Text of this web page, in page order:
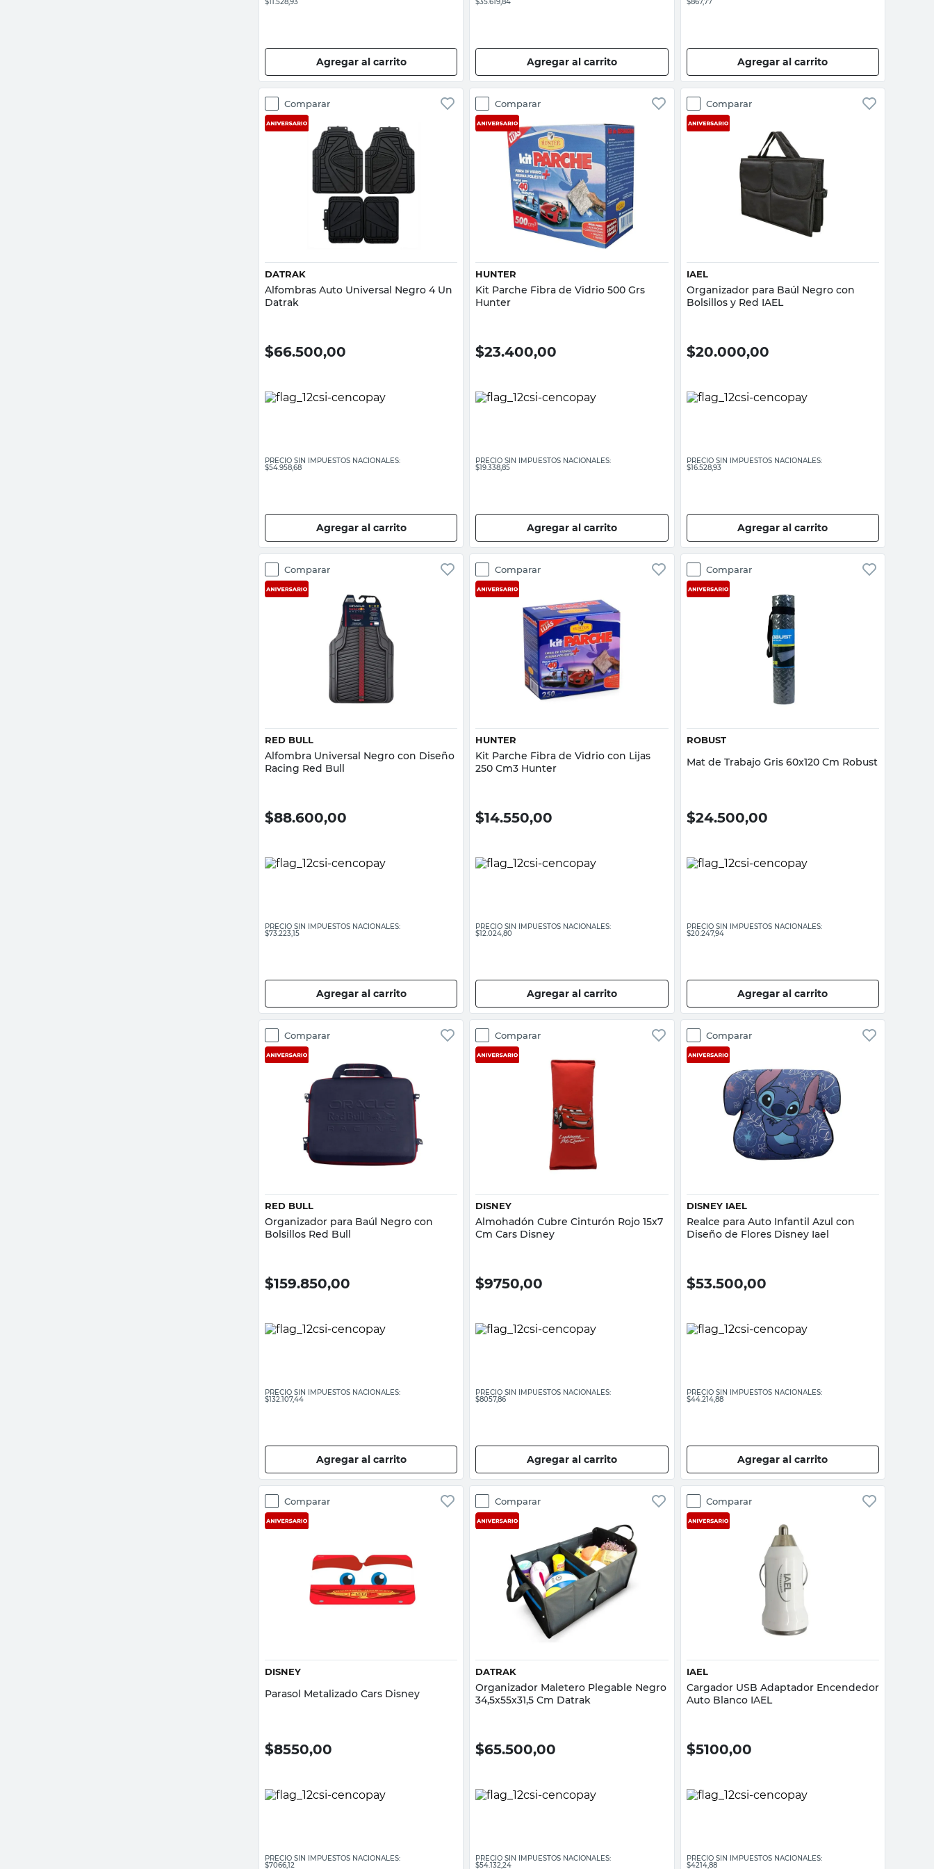
Agregar al carrito Agregar al carrito Agregar al carrito
Comparar
Vista rápida
DATRAK
Alfombras Auto Universal Negro 4 Un
Datrak
$66.500,00
PRECIO SIN IMPUESTOS NACIONALES:
$54.958,68
Agregar al carrito
Comparar
Vista rápida
HUNTER
Kit Parche Fibra de Vidrio 500 Grs
Hunter
$23.400,00
PRECIO SIN IMPUESTOS NACIONALES:
$19.338,85
Agregar al carrito
Comparar
Vista rápida
IAEL
Organizador para Baúl Negro con
Bolsillos y Red IAEL
$20.000,00
PRECIO SIN IMPUESTOS NACIONALES:
$16.528,93
Agregar al carrito
Comparar
Vista rápida
RED BULL
Alfombra Universal Negro con Diseño
Racing Red Bull
$88.600,00
PRECIO SIN IMPUESTOS NACIONALES:
$73.223,15
Agregar al carrito
Comparar
Vista rápida
HUNTER
Kit Parche Fibra de Vidrio con Lijas
250 Cm3 Hunter
$14.550,00
PRECIO SIN IMPUESTOS NACIONALES:
$12.024,80
Agregar al carrito
Comparar
Vista rápida
ROBUST
Mat de Trabajo Gris 60x120 Cm Robust
$24.500,00
PRECIO SIN IMPUESTOS NACIONALES:
$20.247,94
Agregar al carrito
Comparar
RED BULL
Organizador para Baúl Negro con
Bolsillos Red Bull
$159.850,00
PRECIO SIN IMPUESTOS NACIONALES:
$132.107,44
Agregar al carrito
Comparar
Vista rápida
DISNEY
Almohadón Cubre Cinturón Rojo 15x7
Cm Cars Disney
$9750,00
PRECIO SIN IMPUESTOS NACIONALES:
$8057,86
Agregar al carrito
Comparar
Vista rápida
DISNEY IAEL
Realce para Auto Infantil Azul con
Diseño de Flores Disney Iael
$53.500,00
PRECIO SIN IMPUESTOS NACIONALES:
$44.214,88
Agregar al carrito
Comparar
DISNEY
Parasol Metalizado Cars Disney
$8550,00
PRECIO SIN IMPUESTOS NACIONALES:
$7066,12
Comparar
Vista rápida
DATRAK
Organizador Maletero Plegable Negro
34,5x55x31,5 Cm Datrak
$65.500,00
PRECIO SIN IMPUESTOS NACIONALES:
$54.132,24
Comparar
Vista rápida
IAEL
Cargador USB Adaptador Encendedor
Auto Blanco IAEL
$5100,00
PRECIO SIN IMPUESTOS NACIONALES:
$4214,88